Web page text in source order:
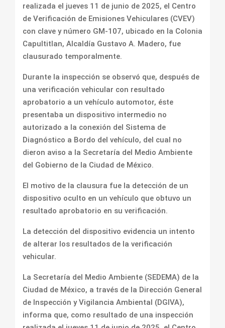
realizada el jueves 11 de junio de 2025, el Centro
de Verificación de Emisiones Vehiculares (CVEV)
con clave y número GM-107, ubicado en la Colonia
Capultitlan, Alcaldía Gustavo A. Madero, fue
clausurado temporalmente.
Durante la inspección se observó que, después de
una verificación vehicular con resultado
aprobatorio a un vehículo automotor, éste
presentaba un dispositivo intermedio no
autorizado a la conexión del Sistema de
Diagnóstico a Bordo del vehículo, del cual no
dieron aviso a la Secretaría del Medio Ambiente
del Gobierno de la Ciudad de México.
El motivo de la clausura fue la detección de un
dispositivo oculto en un vehículo que obtuvo un
resultado aprobatorio en su verificación.
La detección del dispositivo evidencia un intento
de alterar los resultados de la verificación
vehicular.
La Secretaría del Medio Ambiente (SEDEMA) de la
Ciudad de México, a través de la Dirección General
de Inspección y Vigilancia Ambiental (DGIVA),
informa que, como resultado de una inspección